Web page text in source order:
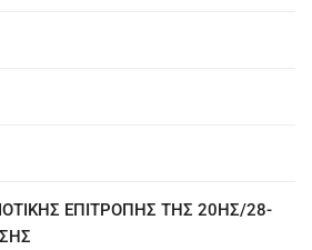
ΕΠΙΤΡΟΠΗΣ ΤΗΣ 20ΗΣ/28-